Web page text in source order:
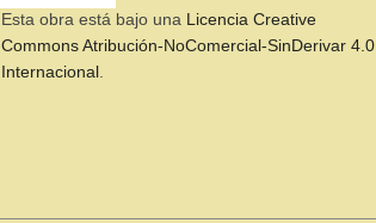
Esta obra está bajo una Licencia Creative
Commons Atribución-NoComercial-SinDerivar 4.0
Internacional.